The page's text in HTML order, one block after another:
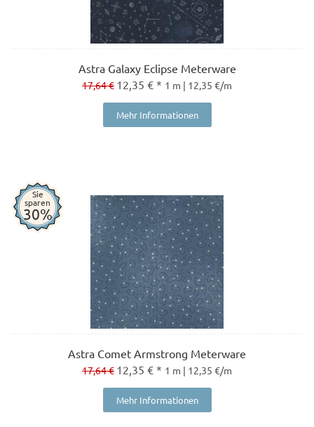
Astra Galaxy Eclipse Meterware
17,64 € 12,35 € * 1 m | 12,35 €/m
Mehr Informationen
Sie
sparen
30%
Astra Comet Armstrong Meterware
17,64 € 12,35 € * 1 m | 12,35 €/m
Mehr Informationen